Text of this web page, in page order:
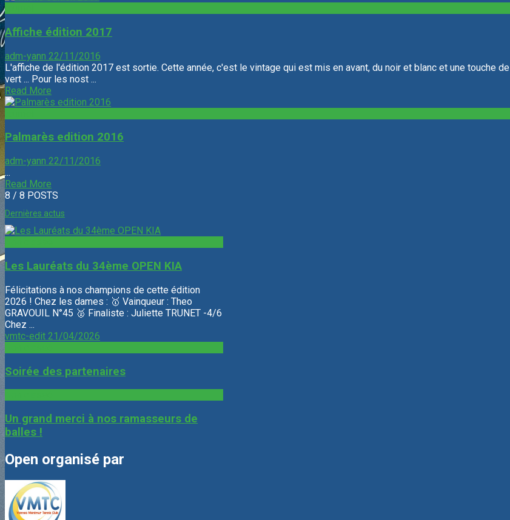
Affiche édition 2017
adm-yann 22/11/2016
L'affiche de l'édition 2017 est sortie. Cette année, c'est le vintage qui est mis en avant, du noir et blanc et une touche de
vert ... Pour les nost ...
Read More
Palmarès edition 2016
adm-yann 22/11/2016
...
Read More
8 / 8 POSTS
Dernières actus
Les Lauréats du 34ème OPEN KIA
Félicitations à nos champions de cette édition
2026 ! Chez les dames : 🥇 Vainqueur : Theo
GRAVOUIL N°45 🥈 Finaliste : Juliette TRUNET -4/6
Chez ...
vmtc-edit 21/04/2026
Soirée des partenaires
Un grand merci à nos ramasseurs de
balles !
Open organisé par